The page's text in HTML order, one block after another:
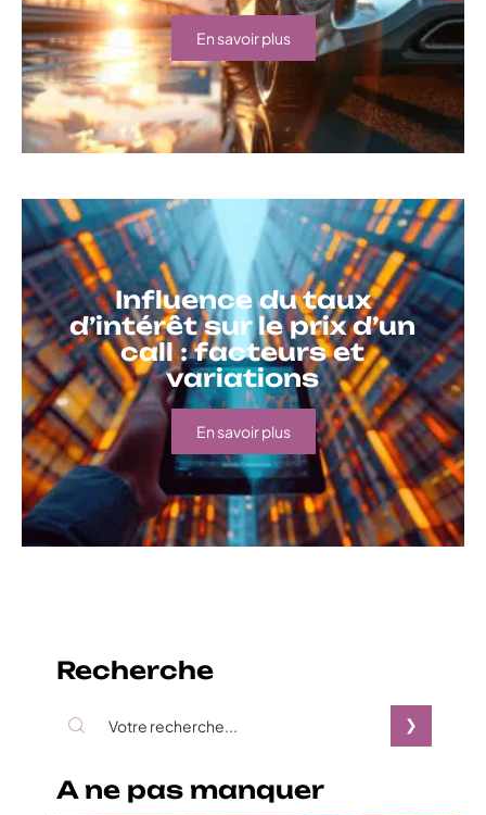
En savoir plus
Influence du taux
d’intérêt sur le prix d’un
call : facteurs et
variations
En savoir plus
Recherche
A ne pas manquer